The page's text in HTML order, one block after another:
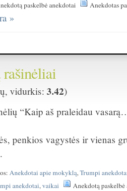
paskelbė anekdotai Anekdotas
»
vidurkis:3.42)
“Kaip aš praleidau
penkios vagystės ir vienas
Anekdotai apie mokyklą,Trumpi
anekdotai,vaikai
Anekdotą